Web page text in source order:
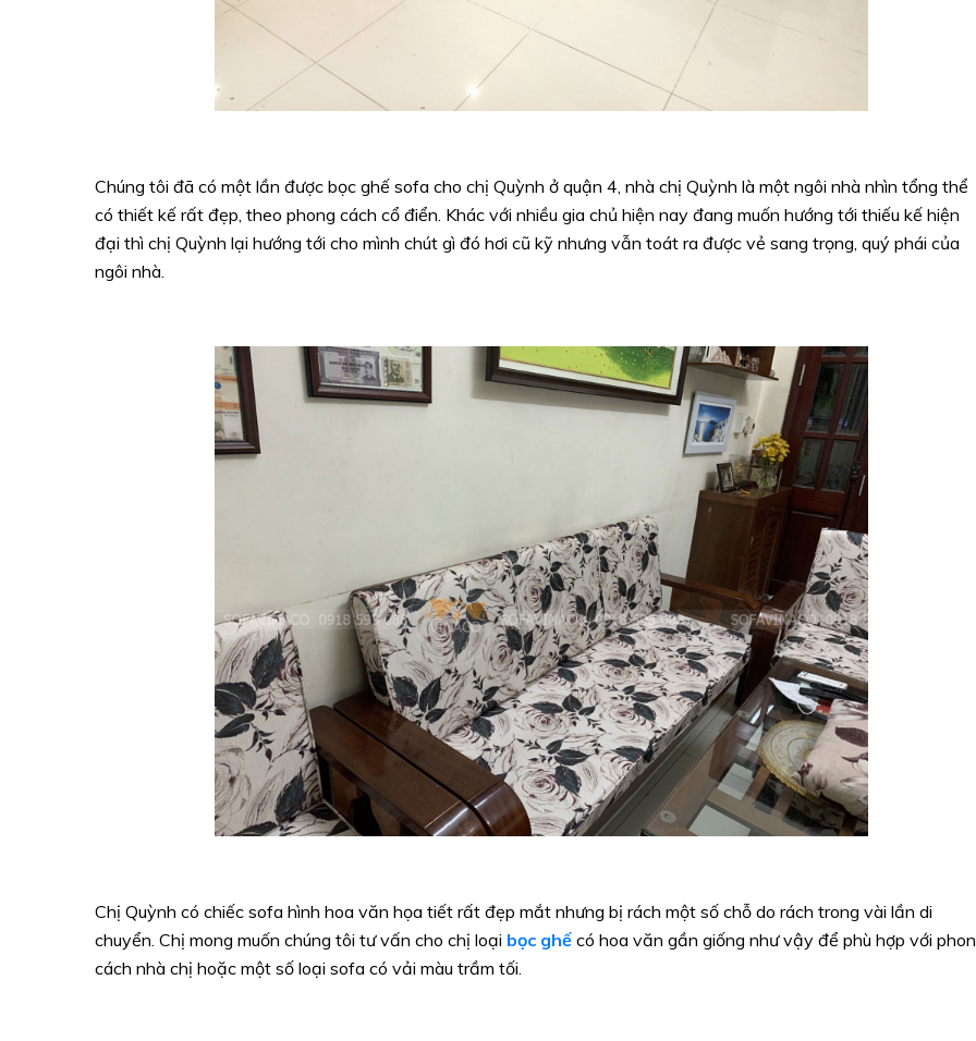
Chúng tôi đã có một lần được bọc ghế sofa cho chị Quỳnh ở quận 4, nhà chị Quỳnh là một ngôi nhà nhìn tổng thể
có thiết kế rất đẹp, theo phong cách cổ điển. Khác với nhiều gia chủ hiện nay đang muốn hướng tới thiếu kế hiện
đại thì chị Quỳnh lại hướng tới cho mình chút gì đó hơi cũ kỹ nhưng vẫn toát ra được vẻ sang trọng, quý phái của
ngôi nhà.
Chị Quỳnh có chiếc sofa hình hoa văn họa tiết rất đẹp mắt nhưng bị rách một số chỗ do rách trong vài lần di
chuyển. Chị mong muốn chúng tôi tư vấn cho chị loại bọc ghế có hoa văn gần giống như vậy để phù hợp với
cách nhà chị hoặc một số loại sofa có vải màu trầm tối.